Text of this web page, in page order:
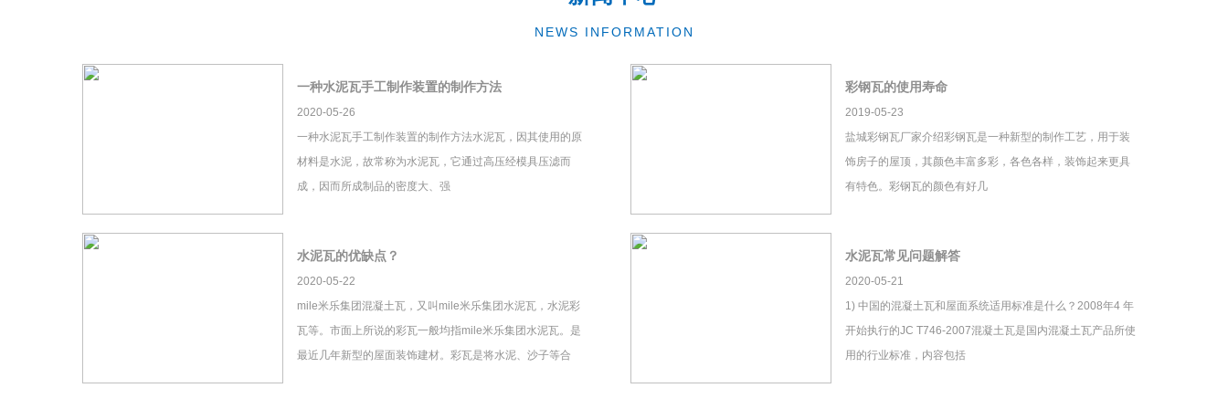
NEWS INFORMATION
一种水泥瓦手工制作装置的制作方法
2020-05-26
一种水泥瓦手工制作装置的制作方法水泥瓦，因其使用的原
材料是水泥，故常称为水泥瓦，它通过高压经模具压滤而
成，因而所成制品的密度大、强
彩钢瓦的使用寿命
2019-05-23
盐城彩钢瓦厂家介绍彩钢瓦是一种新型的制作工艺，用于装
饰房子的屋顶，其颜色丰富多彩，各色各样，装饰起来更具
有特色。彩钢瓦的颜色有好几
水泥瓦的优缺点？
2020-05-22
mile米乐集团混凝土瓦，又叫mile米乐集团水泥瓦，水泥彩
瓦等。市面上所说的彩瓦一般均指mile米乐集团水泥瓦。是
最近几年新型的屋面装饰建材。彩瓦是将水泥、沙子等合
水泥瓦常见问题解答
2020-05-21
1) 中国的混凝土瓦和屋面系统适用标准是什么？2008年4 年
开始执行的JC T746-2007混凝土瓦是国内混凝土瓦产品所使
用的行业标准，内容包括